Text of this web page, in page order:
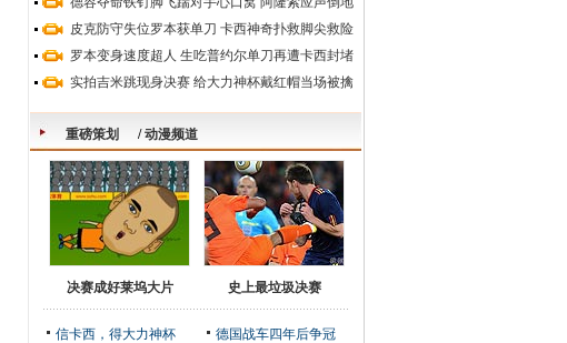
皮克防守失位罗本获单刀 卡西神奇扑救脚尖救险
罗本变身速度超人 生吃普约尔单刀再遭卡西封堵
实拍吉米跳现身决赛 给大力神杯戴红帽当场被擒
重磅策划 / 动漫频道
决赛成好莱坞大片 史上最垃圾决赛
信卡西，得大力神杯
德国战车四年后争冠